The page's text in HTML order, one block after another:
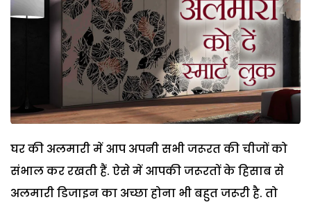
घर की अलमारी में आप अपनी सभी जरूरत की चीजों को
संभाल कर रखती हैं. ऐसे में आपकी जरूरतों के हिसाब से
अलमारी डिजाइन का अच्छा होना भी बहुत जरूरी है. तो